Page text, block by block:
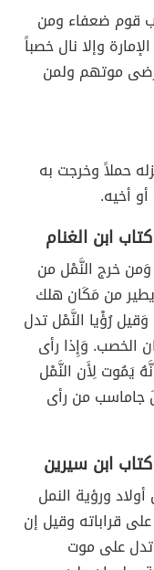
قوم ضعفاء ومن
وإلا نال خصباً
موتهم ولمن
حملاً وخرجت به
أخيه.
ابن الغنام
خرج النَّمْل من
من مَكَان هلك
رُؤْيا النَّمْل تدل
الخصب. وَإِذا رأى
يَمُوت لِأَن النَّمْل
جاماسب من رأى
ابن سيرين
ورؤية النمل
قراباته وقيل إن
تدل على موت